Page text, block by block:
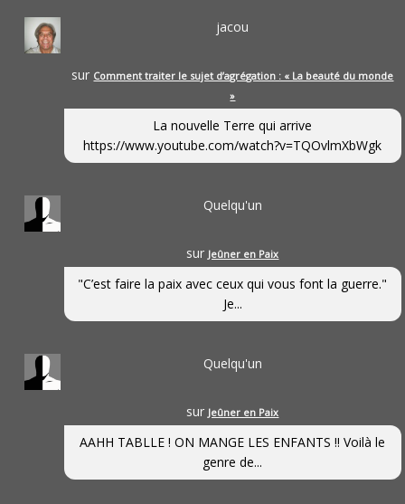
jacou
sur Comment traiter le sujet d’agrégation : « La beauté du monde
»
La nouvelle Terre qui arrive
https://www.youtube.com/watch?v=TQOvlmXbWgk
Quelqu'un
sur Jeûner en Paix
"C’est faire la paix avec ceux qui vous font la guerre."
Je...
Quelqu'un
sur Jeûner en Paix
AAHH TABLLE ! ON MANGE LES ENFANTS !! Voilà le
genre de...